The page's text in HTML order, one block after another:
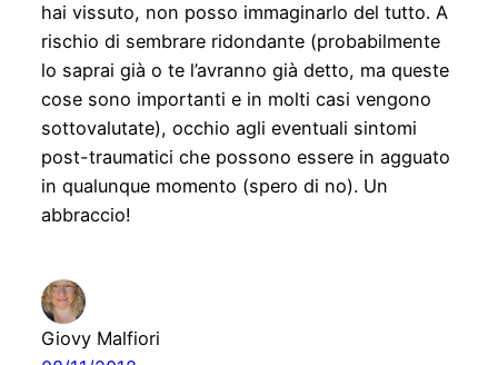
hai vissuto, non posso immaginarlo del tutto. A
rischio di sembrare ridondante (probabilmente
lo saprai già o te l’avranno già detto, ma queste
cose sono importanti e in molti casi vengono
sottovalutate), occhio agli eventuali sintomi
post-traumatici che possono essere in agguato
in qualunque momento (spero di no). Un
abbraccio!
Giovy Malfiori